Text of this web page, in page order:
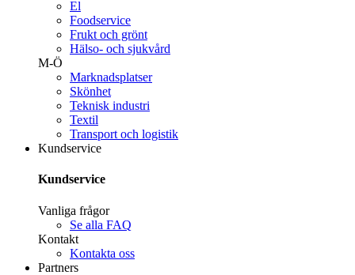
El
Foodservice
Frukt och grönt
Hälso- och sjukvård
M-Ö
Marknadsplatser
Skönhet
Teknisk industri
Textil
Transport och logistik
Kundservice
Kundservice
Vanliga frågor
Se alla FAQ
Kontakt
Kontakta oss
Partners